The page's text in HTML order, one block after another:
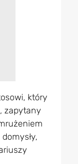
który
zapytany